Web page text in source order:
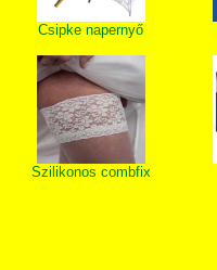
Csipke napernyő
Szilikonos combfix